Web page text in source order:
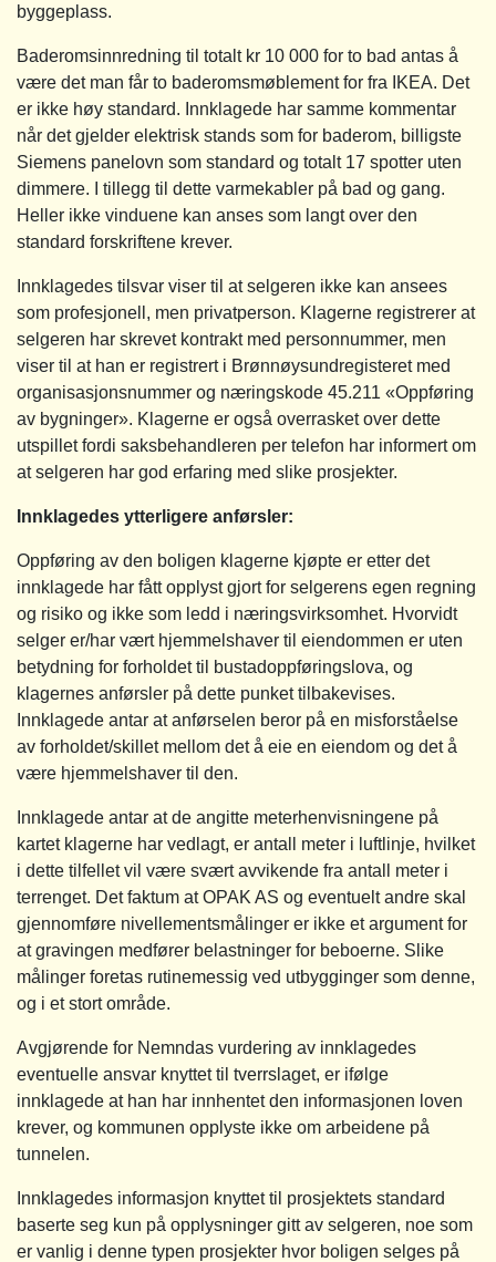
byggeplass.
Baderomsinnredning til totalt kr 10 000 for to bad antas å
være det man får to baderomsmøblement for fra IKEA. Det
er ikke høy standard. Innklagede har samme kommentar
når det gjelder elektrisk stands som for baderom, billigste
Siemens panelovn som standard og totalt 17 spotter uten
dimmere. I tillegg til dette varmekabler på bad og gang.
Heller ikke vinduene kan anses som langt over den
standard forskriftene krever.
Innklagedes tilsvar viser til at selgeren ikke kan ansees
som profesjonell, men privatperson. Klagerne registrerer at
selgeren har skrevet kontrakt med personnummer, men
viser til at han er registrert i Brønnøysundregisteret med
organisasjonsnummer og næringskode 45.211 «Oppføring
av bygninger». Klagerne er også overrasket over dette
utspillet fordi saksbehandleren per telefon har informert om
at selgeren har god erfaring med slike prosjekter.
Innklagedes ytterligere anførsler:
Oppføring av den boligen klagerne kjøpte er etter det
innklagede har fått opplyst gjort for selgerens egen regning
og risiko og ikke som ledd i næringsvirksomhet. Hvorvidt
selger er/har vært hjemmelshaver til eiendommen er uten
betydning for forholdet til bustadoppføringslova, og
klagernes anførsler på dette punket tilbakevises.
Innklagede antar at anførselen beror på en misforståelse
av forholdet/skillet mellom det å eie en eiendom og det å
være hjemmelshaver til den.
Innklagede antar at de angitte meterhenvisningene på
kartet klagerne har vedlagt, er antall meter i luftlinje, hvilket
i dette tilfellet vil være svært avvikende fra antall meter i
terrenget. Det faktum at OPAK AS og eventuelt andre skal
gjennomføre nivellementsmålinger er ikke et argument for
at gravingen medfører belastninger for beboerne. Slike
målinger foretas rutinemessig ved utbygginger som denne,
og i et stort område.
Avgjørende for Nemndas vurdering av innklagedes
eventuelle ansvar knyttet til tverrslaget, er ifølge
innklagede at han har innhentet den informasjonen loven
krever, og kommunen opplyste ikke om arbeidene på
tunnelen.
Innklagedes informasjon knyttet til prosjektets standard
baserte seg kun på opplysninger gitt av selgeren, noe som
er vanlig i denne typen prosjekter hvor boligen selges på